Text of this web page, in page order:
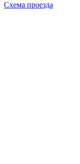
Схема проезда